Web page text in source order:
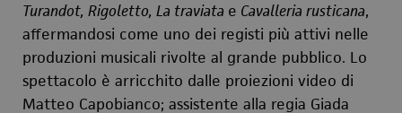
Turandot, Rigoletto, La traviata e Cavalleria rusticana,
affermandosi come uno dei registi più attivi nelle
produzioni musicali rivolte al grande pubblico. Lo
spettacolo è arricchito dalle proiezioni video di
Matteo Capobianco; assistente alla regia Giada